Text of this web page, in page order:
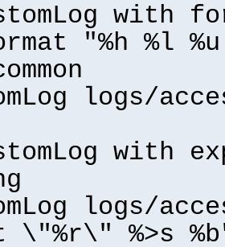
with
"%h %l
logs/
with
logs/
\"%r\" %>s